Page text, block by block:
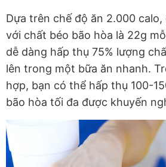
Dựa trên chế độ ăn 2.000
với chất béo bão hòa là 22g
dễ dàng hấp thụ 75% lượng
lên trong một bữa ăn nhanh.
hợp, bạn có thể hấp thụ 100-
bão hòa tối đa được khuyến